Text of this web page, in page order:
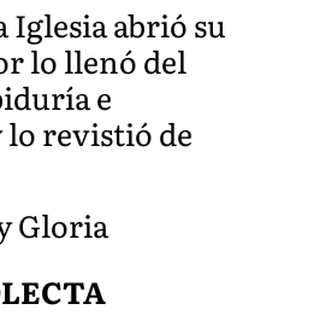
Iglesia abrió su
lo llenó del
e
revistió de
Gloria